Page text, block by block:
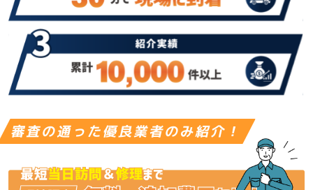
審査の通った優良業者のみ紹介！